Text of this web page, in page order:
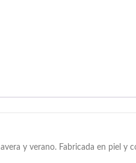
y verano. Fabricada en piel y